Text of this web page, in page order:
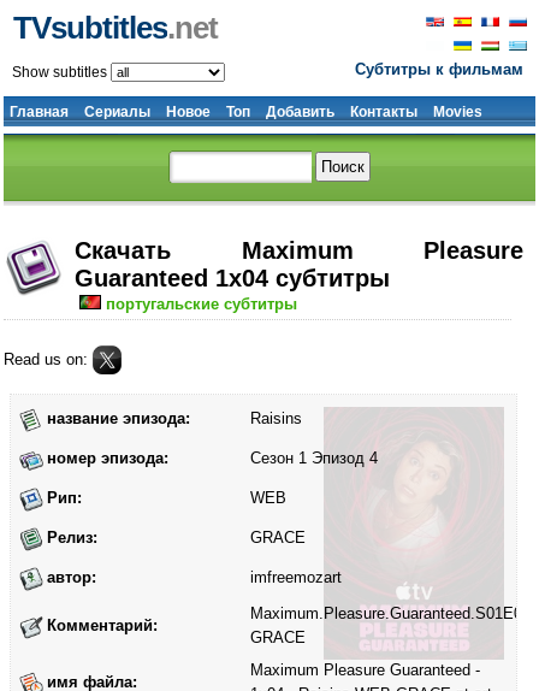
Субтитры к фильмам
TVsubtitles.net
Главная Сериалы Новое Топ Добавить Контакты Movies
Show subtitles
Скачать Maximum Pleasure
Guaranteed 1x04 субтитры
португальские субтитры
Read us on:
название эпизода: Raisins
номер эпизода: Сезон 1 Эпизод 4
Рип: WEB
Релиз: GRACE
автор: imfreemozart
Комментарий:
GRACE
имя файла:
Maximum Pleasure Guaranteed -